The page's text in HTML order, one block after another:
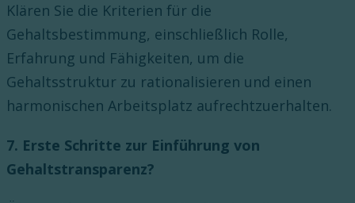
Klären Sie die Kriterien für die
Gehaltsbestimmung, einschließlich Rolle,
Erfahrung und Fähigkeiten, um die
Gehaltsstruktur zu rationalisieren und einen
harmonischen Arbeitsplatz aufrechtzuerhalten.
7. Erste Schritte zur Einführung von
Gehaltstransparenz?